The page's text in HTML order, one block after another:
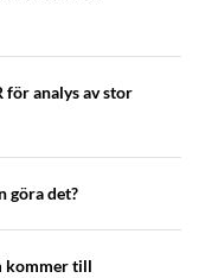
för analys av stor
göra det?
kommer till